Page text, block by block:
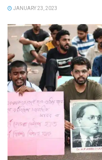
JANUARY 23, 2023